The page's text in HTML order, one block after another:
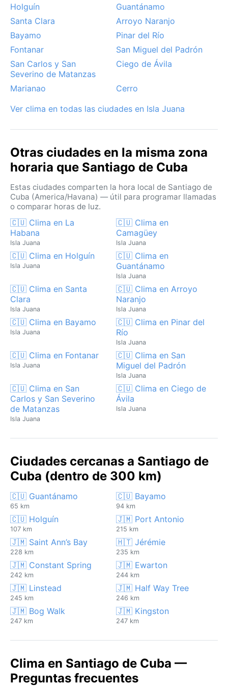
los vientos alisios, que moderan el bochorno aún en
los días más cálidos. En general, Santiago regala un
calor tropical constante, ideal para quienes buscan
sol y ritmo.
Holguín
Guantánamo
Santa Clara
Arroyo Naranjo
Bayamo
Pinar del Río
Fontanar
San Miguel del Padrón
San Carlos y San
Severino de Matanzas
Ciego de Ávila
Marianao
Cerro
Ver clima en todas las ciudades en Isla Juana
Otras ciudades en la misma zona
horaria que Santiago de Cuba
Estas ciudades comparten la hora local de Santiago de
Cuba (America/Havana) — útil para programar llamadas
o comparar horas de luz.
🇨🇺 Clima en La
Habana
Isla Juana
🇨🇺 Clima en
Camagüey
Isla Juana
🇨🇺 Clima en Holguín
Isla Juana
🇨🇺 Clima en
Guantánamo
Isla Juana
🇨🇺 Clima en Santa
Clara
Isla Juana
🇨🇺 Clima en Arroyo
Naranjo
Isla Juana
🇨🇺 Clima en Bayamo
Isla Juana
🇨🇺 Clima en Pinar del
Río
Isla Juana
🇨🇺 Clima en Fontanar
Isla Juana
🇨🇺 Clima en San
Miguel del Padrón
Isla Juana
🇨🇺 Clima en San
Carlos y San Severino
de Matanzas
Isla Juana
🇨🇺 Clima en Ciego de
Ávila
Isla Juana
Ciudades cercanas a Santiago de
Cuba (dentro de 300 km)
🇨🇺 Guantánamo
65 km
🇨🇺 Bayamo
94 km
🇨🇺 Holguín
107 km
🇯🇲 Port Antonio
215 km
🇯🇲 Saint Ann’s Bay
228 km
🇭🇹 Jérémie
235 km
🇯🇲 Constant Spring
242 km
🇯🇲 Ewarton
244 km
🇯🇲 Linstead
245 km
🇯🇲 Half Way Tree
246 km
🇯🇲 Bog Walk
247 km
🇯🇲 Kingston
247 km
Clima en Santiago de Cuba —
Preguntas frecuentes